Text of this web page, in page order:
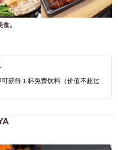
。
获得 1 杯免费饮料（价值不超过